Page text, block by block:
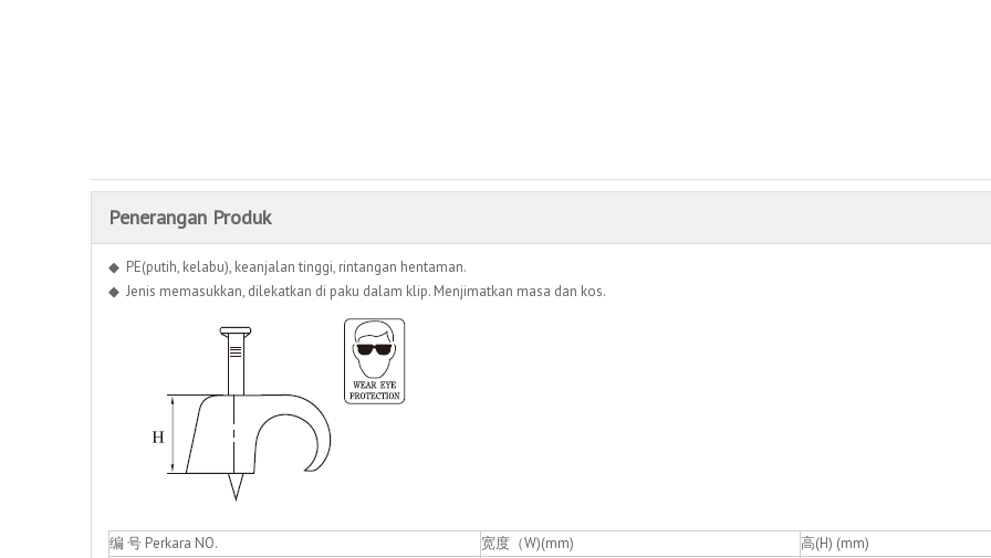
Penerangan Produk
◆ PE(putih, kelabu), keanjalan tinggi, rintangan hentaman.
◆ Jenis memasukkan, dilekatkan di paku dalam klip. Menjimatkan masa dan kos.
编 号 Perkara NO. 宽度（W)(mm) 高(H) (mm)